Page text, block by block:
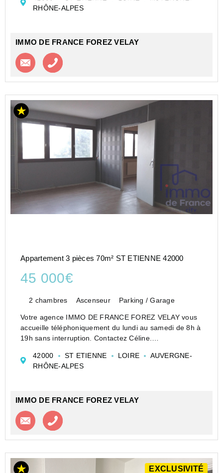
appa...RHÔNE-ALPES
IMMO DE FRANCE FOREZ VELAY
Contacter l'agence
Appartement 3 pièces 70m² ST ETIENNE 42000
45 000€
2 chambres Ascenseur Parking / Garage
Votre agence IMMO DE FRANCE FOREZ VELAY vous
accueille téléphoniquement du lundi au samedi de 8h à
19h sans interruption. Contactez Céline.
Venez découvrir ce T3 traversant de 70m2 offrant un
beau potentiel après rénovation.
42000 ST ETIENNE LOIRE
AUVERGNE-
RHÔNE-ALPES
IMMO DE FRANCE FOREZ VELAY
Contacter l'agence
EXCLUSIVITÉ